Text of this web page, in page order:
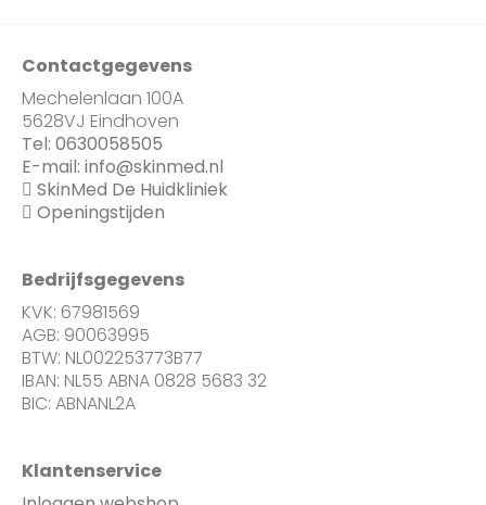
Contactgegevens
Mechelenlaan 100A
5628VJ Eindhoven
Tel: 0630058505
E-mail: info@skinmed.nl
SkinMed De Huidkliniek
Openingstijden
Bedrijfsgegevens
KVK: 67981569
AGB: 90063995
BTW: NL002253773B77
IBAN: NL55 ABNA 0828 5683 32
BIC: ABNANL2A
Klantenservice